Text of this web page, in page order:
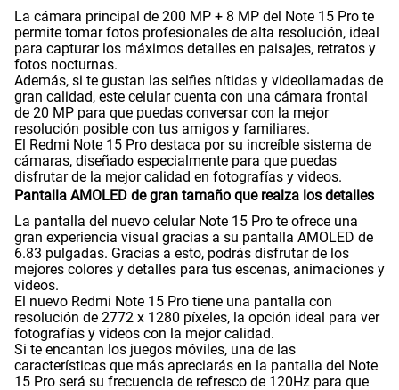
Peso 210 gr
Bluetooth Si
Cámara de fotos Principal 200Mpx+8 Mpx
Cámara de fotos Frontal 20Mpx
Radio FM
Capacidad Memoria Externa
La cámara principal de 200 MP + 8 MP del Note 15 Pro te
permite tomar fotos profesionales de alta resolución, ideal
para capturar los máximos detalles en paisajes, retratos y
fotos nocturnas.
Además, si te gustan las selfies nítidas y videollamadas de
gran calidad, este celular cuenta con una cámara frontal
de 20 MP para que puedas conversar con la mejor
resolución posible con tus amigos y familiares.
El Redmi Note 15 Pro destaca por su increíble sistema de
cámaras, diseñado especialmente para que puedas
disfrutar de la mejor calidad en fotografías y videos.
Pantalla AMOLED de gran tamaño que realza los detalles
La pantalla del nuevo celular Note 15 Pro te ofrece una
gran experiencia visual gracias a su pantalla AMOLED de
6.83 pulgadas. Gracias a esto, podrás disfrutar de los
mejores colores y detalles para tus escenas, animaciones y
videos.
El nuevo Redmi Note 15 Pro tiene una pantalla con
resolución de 2772 x 1280 píxeles, la opción ideal para ver
fotografías y videos con la mejor calidad.
Si te encantan los juegos móviles, una de las
características que más apreciarás en la pantalla del Note
15 Pro será su frecuencia de refresco de 120Hz para que